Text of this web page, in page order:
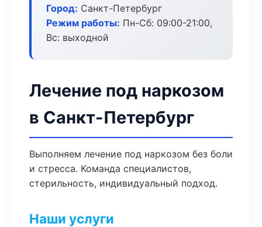
Город: Санкт-Петербург
Режим работы: Пн-Сб: 09:00-21:00,
Вс: выходной
Лечение под наркозом
в Санкт-Петербург
Выполняем лечение под наркозом без боли
и стресса. Команда специалистов,
стерильность, индивидуальный подход.
Наши услуги